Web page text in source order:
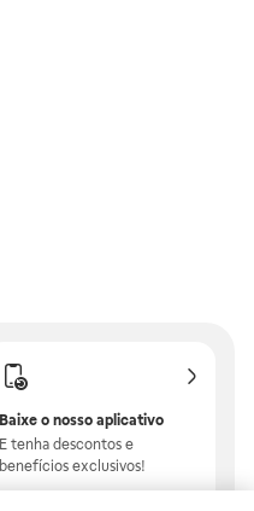
Baixe o nosso aplicativo
E tenha descontos e
benefícios exclusivos!